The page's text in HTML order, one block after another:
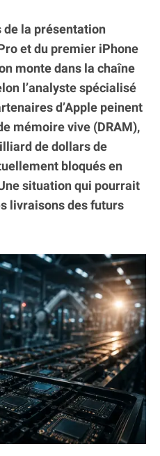
de la présentation
et du premier iPhone
monte dans la chaîne
l’analyste spécialisé
d’Apple peinent
mémoire vive (DRAM),
de dollars de
bloqués en
situation qui pourrait
livraisons des futurs